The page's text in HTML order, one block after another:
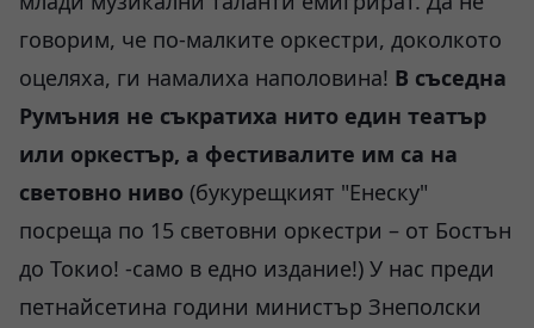
говорим, че по-малките оркестри, доколкото
оцеляха, ги намалиха наполовина! В съседна
Румъния не съкратиха нито един театър
или оркестър, а фестивалите им са на
световно ниво (букурещкият "Енеску"
посреща по 15 световни оркестри – от Бостън
до Токио! -само в едно издание!) У нас преди
петнайсетина години министър Знеполски